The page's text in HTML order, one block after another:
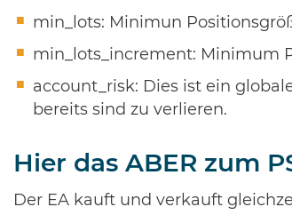
min_lots: Minimun
min_lots_increment: Minimum
account_risk: Dies ist ein
bereits sind zu verlieren.
Hier das ABER zum
Der EA kauft und verkauft